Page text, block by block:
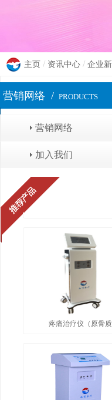
主页 / 资讯中心 / 企业
营销网络 / PRODUCTS
营销网络
加入我们
脑循环治疗仪（原电
疼痛治疗仪（原骨质